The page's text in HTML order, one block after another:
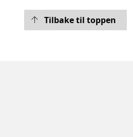
Tilbake til toppen